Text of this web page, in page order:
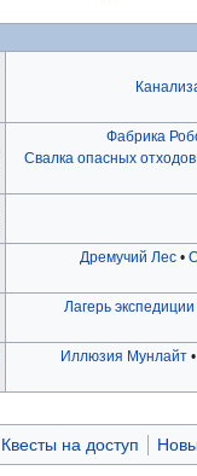
Фабрика
Свалка опасных
Дремучий Лес•
Лагерь
Иллюзия Мунлайт
Квесты на доступ